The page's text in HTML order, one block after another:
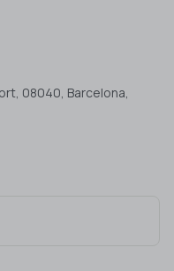
08040, Barcelona,